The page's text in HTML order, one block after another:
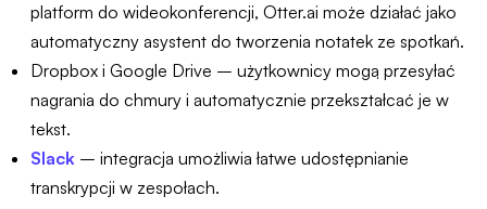
platform do wideokonferencji, Otter.ai może działać jako
automatyczny asystent do tworzenia notatek ze spotkań.
Dropbox i Google Drive – użytkownicy mogą przesyłać
nagrania do chmury i automatycznie przekształcać je w
tekst.
Slack – integracja umożliwia łatwe udostępnianie
transkrypcji w zespołach.